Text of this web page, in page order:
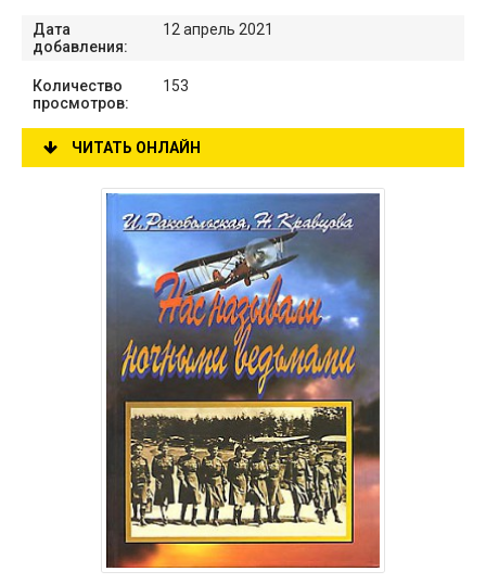
Дата
добавления:
12 апрель 2021
Количество
просмотров:
153
ЧИТАТЬ ОНЛАЙН